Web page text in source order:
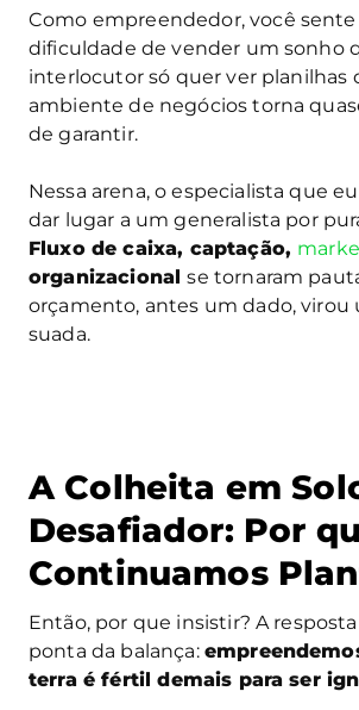
Como empreendedor, você sente
dificuldade de vender um sonho
interlocutor só quer ver planilhas
ambiente de negócios torna
de garantir.
Nessa arena, o especialista que
dar lugar a um generalista por
Fluxo de caixa, captação,
organizacionalse tornaram
orçamento, antes um dado, virou
suada.
A Colheita em
Desafiador: Por
Continuamos
Então, por que insistir? A
ponta da balança:
terra é fértil demais para ser